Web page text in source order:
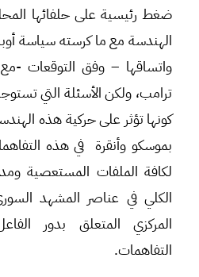
ضغط رئيسية على حلفائها
الهندسة مع ما كرسته سياسة
واتساقها – وفق التوقعات -
ترامب، ولكن الأسئلة التي
كونها تؤثر على حركية هذه
بموسكو وأنقرة في هذه
لكافة الملفات المستعصية
الكلي في عناصر المشهد
المركزي المتعلق بدور
التفاهمات.